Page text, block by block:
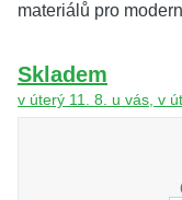
materiálů pro
Skladem
v úterý 11. 8. u vás, v